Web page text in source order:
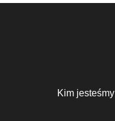
Kim jesteśmy